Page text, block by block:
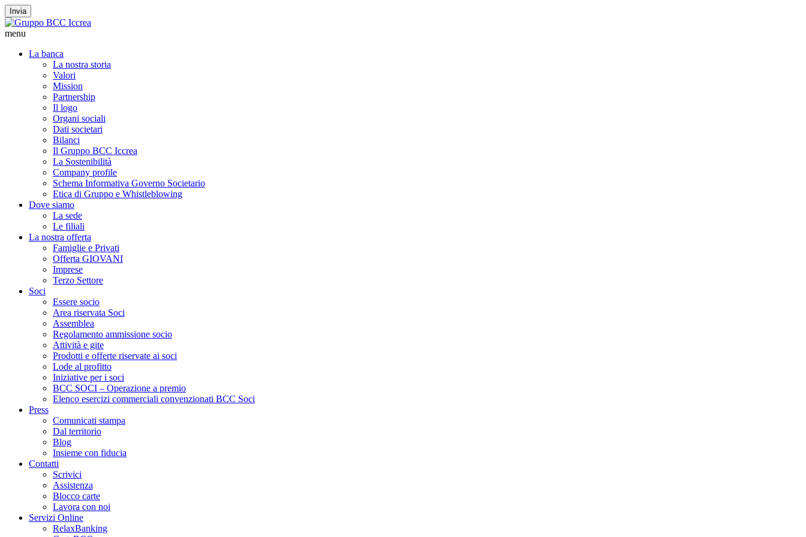
Invia
menu
La banca
La nostra storia
Valori
Mission
Partnership
Il logo
Organi sociali
Dati societari
Bilanci
Il Gruppo BCC Iccrea
La Sostenibilità
Company profile
Schema Informativa Governo Societario
Etica di Gruppo e Whistleblowing
Dove siamo
La sede
Le filiali
La nostra offerta
Famiglie e Privati
Offerta GIOVANI
Imprese
Terzo Settore
Soci
Essere socio
Area riservata Soci
Assemblea
Regolamento ammissione socio
Attività e gite
Prodotti e offerte riservate ai soci
Lode al profitto
Iniziative per i soci
BCC SOCI – Operazione a premio
Elenco esercizi commerciali convenzionati BCC Soci
Press
Comunicati stampa
Dal territorio
Blog
Insieme con fiducia
Contatti
Scrivici
Assistenza
Blocco carte
Lavora con noi
Servizi Online
RelaxBanking